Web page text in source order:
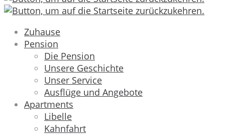
Zuhause
Pension
Die Pension
Unsere Geschichte
Unser Service
Ausflüge und Angebote
Apartments
Libelle
Kahnfahrt